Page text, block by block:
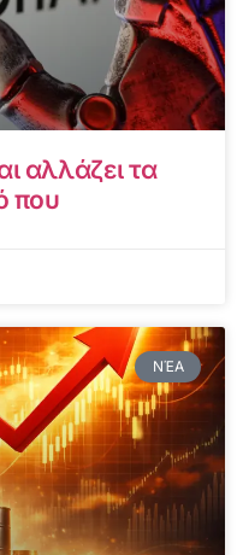
αλλάζει τα
που
ΝΈΑ